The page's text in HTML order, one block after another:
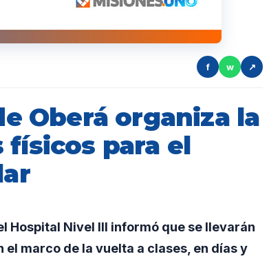
f w ↗
Oberá organiza la
físicos para el
Hospital Nivel III informó que se llevarán
marco de la vuelta a clases, en días y